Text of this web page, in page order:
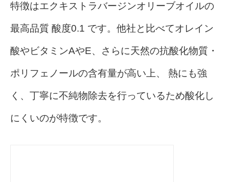
特徴はエクキストラバージンオリーブオイルの
最高品質 酸度0.1 です。他社と比べてオレイン
酸やビタミンAやE、さらに天然の抗酸化物質・
ポリフェノールの含有量が高い上、 熱にも強
く、丁寧に不純物除去を行っているため酸化し
にくいのが特徴です。